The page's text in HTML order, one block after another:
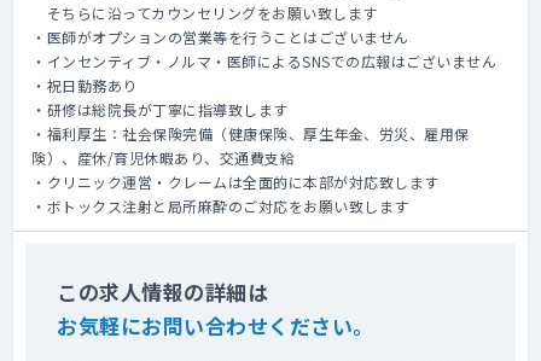
そちらに沿ってカウンセリングをお願い致します
・医師がオプションの営業等を行うことはございません
・インセンティブ・ノルマ・医師によるSNSでの広報はございません
・祝日勤務あり
・研修は総院長が丁寧に指導致します
・福利厚生：社会保険完備（健康保険、厚生年金、労災、雇用保
険）、産休/育児休暇あり、交通費支給
・クリニック運営・クレームは全面的に本部が対応致します
・ボトックス注射と局所麻酔のご対応をお願い致します
この求人情報の詳細は
お気軽にお問い合わせください。